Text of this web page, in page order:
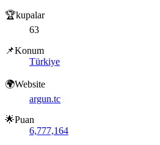
🏆kupalar
63
📌Konum
Türkiye
🌍Website
argun.tc
🌟Puan
6,777,164